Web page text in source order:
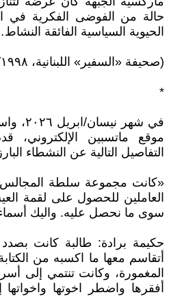
حالة من الفوضى الفكرية في
الحيوية السياسية الفائقة
(صحيفة «السفير» اللبنانية، ۲٤/۲/١٩٩٨)
*
في شهر
موقع ماتسبين الإلكتروني،
التفاصيل التالية عن النشطاء
«كانت مجموعة سلطة المجالس
العاملين للحصول على لقمة
سوى ما نحصل عليه. واليك
حكيمة برادة: طالبة كانت بصدد
أتقاسم معها ما اكسبه من
المغمورة، وكانت تنتمي إلى
أفقرها واضطر اخوتها